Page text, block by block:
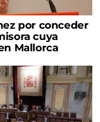
por conceder
cuya
Mallorca